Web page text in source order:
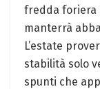
fredda foriera
manterrà
L’estate
stabilità solo
spunti che